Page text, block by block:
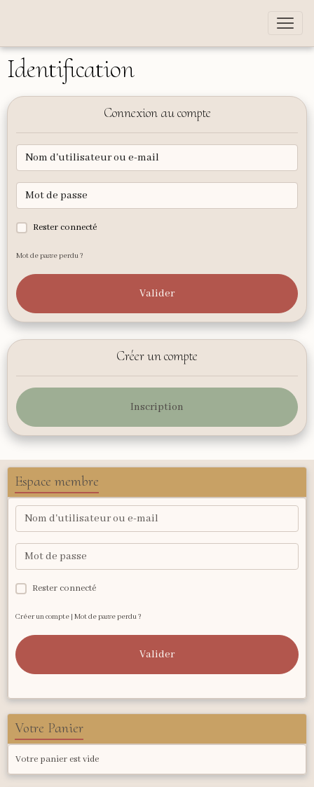
Identification
Connexion au compte
Rester connecté
Mot de passe perdu ?
Valider
Créer un compte
Inscription
Espace membre
Rester connecté
Créer un compte | Mot de passe perdu ?
Valider
Votre Panier
Votre panier est vide